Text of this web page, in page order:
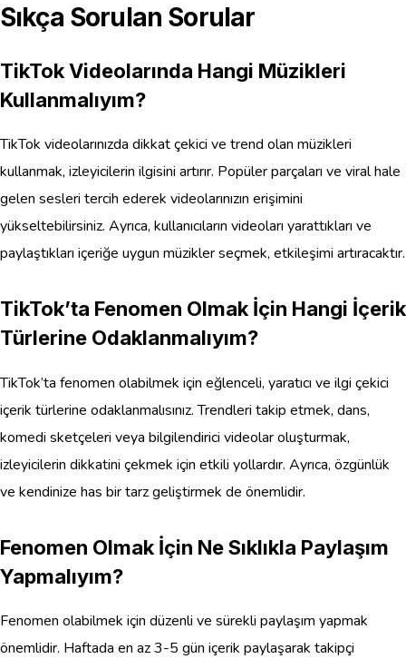
Sıkça Sorulan Sorular
TikTok Videolarında Hangi Müzikleri
Kullanmalıyım?
TikTok videolarınızda dikkat çekici ve trend olan müzikleri
kullanmak, izleyicilerin ilgisini artırır. Popüler parçaları ve viral hale
gelen sesleri tercih ederek videolarınızın erişimini
yükseltebilirsiniz. Ayrıca, kullanıcıların videoları yarattıkları ve
paylaştıkları içeriğe uygun müzikler seçmek, etkileşimi artıracaktır.
TikTok’ta Fenomen Olmak İçin Hangi İçerik
Türlerine Odaklanmalıyım?
TikTok’ta fenomen olabilmek için eğlenceli, yaratıcı ve ilgi çekici
içerik türlerine odaklanmalısınız. Trendleri takip etmek, dans,
komedi sketçeleri veya bilgilendirici videolar oluşturmak,
izleyicilerin dikkatini çekmek için etkili yollardır. Ayrıca, özgünlük
ve kendinize has bir tarz geliştirmek de önemlidir.
Fenomen Olmak İçin Ne Sıklıkla Paylaşım
Yapmalıyım?
Fenomen olabilmek için düzenli ve sürekli paylaşım yapmak
önemlidir. Haftada en az 3-5 gün içerik paylaşarak takipçi